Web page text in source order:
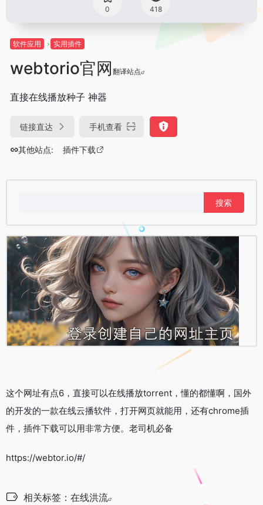
0 418
软件应用 实用插件
webtorio官网 翻译站点
直接在线播放种子 神器
链接直达 手机查看
其他站点: 插件下载
这个网址有点6，直接可以在线播放torrent，懂的都懂啊，国外
的开发的一款在线云播软件，打开网页就能用，还有chrome插
件，插件下载可以用非常方便。老司机必备
https://webtor.io/#/
相关标签： 在线洪流